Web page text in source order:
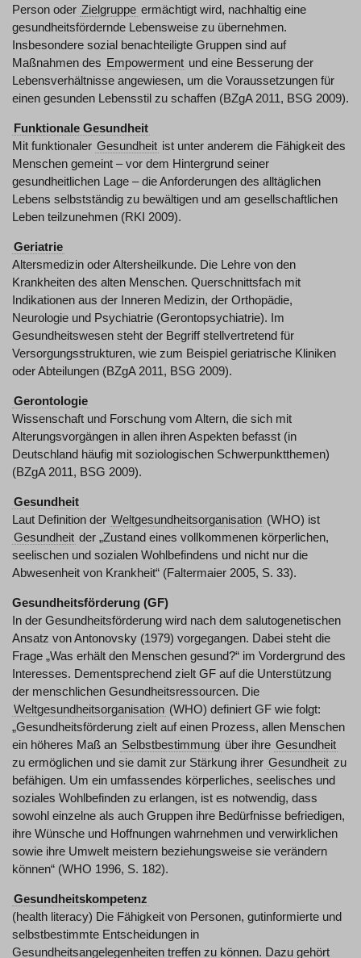
Person oder Zielgruppe ermächtigt wird, nachhaltig eine
gesundheitsfördernde Lebensweise zu übernehmen.
Insbesondere sozial benachteiligte Gruppen sind auf
Maßnahmen des Empowerment und eine Besserung der
Lebensverhältnisse angewiesen, um die Voraussetzungen für
einen gesunden Lebensstil zu schaffen (BZgA 2011, BSG 2009).
Funktionale Gesundheit
Mit funktionaler Gesundheit ist unter anderem die Fähigkeit des
Menschen gemeint – vor dem Hintergrund seiner
gesundheitlichen Lage – die Anforderungen des alltäglichen
Lebens selbstständig zu bewältigen und am gesellschaftlichen
Leben teilzunehmen (RKI 2009).
Geriatrie
Altersmedizin oder Altersheilkunde. Die Lehre von den
Krankheiten des alten Menschen. Querschnittsfach mit
Indikationen aus der Inneren Medizin, der Orthopädie,
Neurologie und Psychiatrie (Gerontopsychiatrie). Im
Gesundheitswesen steht der Begriff stellvertretend für
Versorgungsstrukturen, wie zum Beispiel geriatrische Kliniken
oder Abteilungen (BZgA 2011, BSG 2009).
Gerontologie
Wissenschaft und Forschung vom Altern, die sich mit
Alterungsvorgängen in allen ihren Aspekten befasst (in
Deutschland häufig mit soziologischen Schwerpunktthemen)
(BZgA 2011, BSG 2009).
Gesundheit
Laut Definition der Weltgesundheitsorganisation (WHO) ist
Gesundheit der „Zustand eines vollkommenen körperlichen,
seelischen und sozialen Wohlbefindens und nicht nur die
Abwesenheit von Krankheit“ (Faltermaier 2005, S. 33).
Gesundheitsförderung (GF)
In der Gesundheitsförderung wird nach dem salutogenetischen
Ansatz von Antonovsky (1979) vorgegangen. Dabei steht die
Frage „Was erhält den Menschen gesund?“ im Vordergrund des
Interesses. Dementsprechend zielt GF auf die Unterstützung
der menschlichen Gesundheitsressourcen. Die
Weltgesundheitsorganisation (WHO) definiert GF wie folgt:
„Gesundheitsförderung zielt auf einen Prozess, allen Menschen
ein höheres Maß an Selbstbestimmung über ihre Gesundheit
zu ermöglichen und sie damit zur Stärkung ihrer Gesundheit zu
befähigen. Um ein umfassendes körperliches, seelisches und
soziales Wohlbefinden zu erlangen, ist es notwendig, dass
sowohl einzelne als auch Gruppen ihre Bedürfnisse befriedigen,
ihre Wünsche und Hoffnungen wahrnehmen und verwirklichen
sowie ihre Umwelt meistern beziehungsweise sie verändern
können“ (WHO 1996, S. 182).
Gesundheitskompetenz
(health literacy) Die Fähigkeit von Personen, gutinformierte und
selbstbestimmte Entscheidungen in
Gesundheitsangelegenheiten treffen zu können. Dazu gehört